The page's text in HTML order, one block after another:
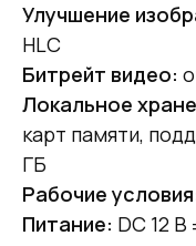
Улучшение
HLC
Битрейт видео:
Локальное
карт памяти,
ГБ
Рабочие
Питание: DC 12 В